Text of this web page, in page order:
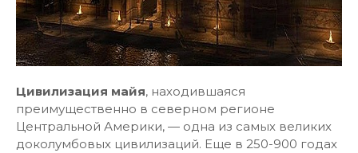
Цивилизация майя, находившаяся
преимущественно в северном регионе
Центральной Америки, — одна из самых великих
доколумбовых цивилизаций. Еще в 250-900 годах